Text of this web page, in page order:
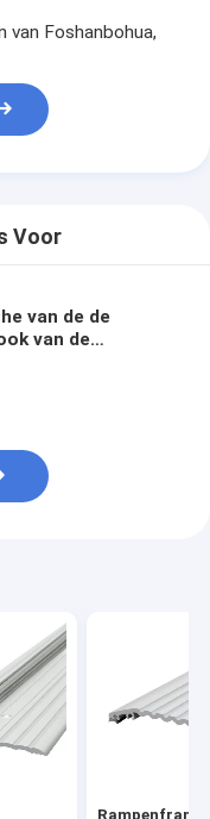
van Foshanbohua,
Voor
van de de
van de
Rampenframe